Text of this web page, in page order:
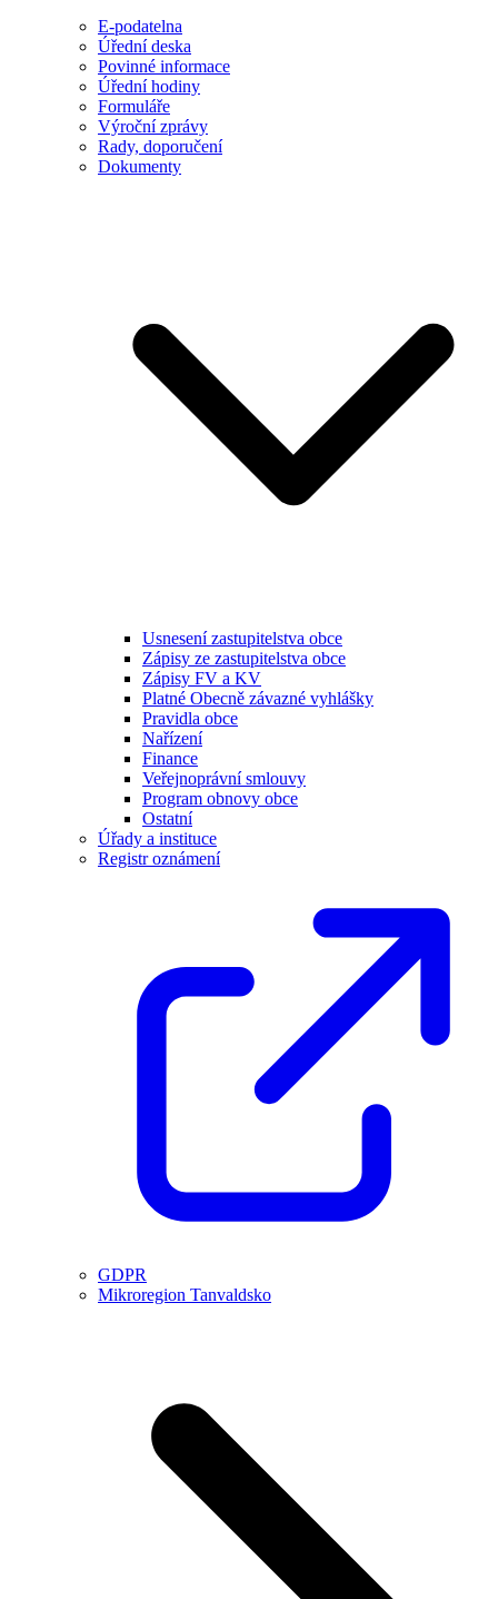
E-podatelna
Úřední deska
Povinné informace
Úřední hodiny
Formuláře
Výroční zprávy
Rady, doporučení
Dokumenty
Usnesení zastupitelstva obce
Zápisy ze zastupitelstva obce
Zápisy FV a KV
Platné Obecně závazné vyhlášky
Pravidla obce
Nařízení
Finance
Veřejnoprávní smlouvy
Program obnovy obce
Ostatní
Úřady a instituce
Registr oznámení
GDPR
Mikroregion Tanvaldsko